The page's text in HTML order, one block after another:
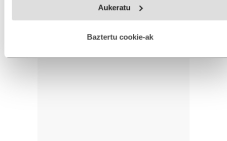
fitxategiak erabiltzen ditu. Zure esperientzia eta zerbitzuak
esplizitua ematen diguzu.Gehiago irakurri
Aukeratu
Baztertu cookie-ak